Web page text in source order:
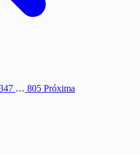
… 805 Próxima